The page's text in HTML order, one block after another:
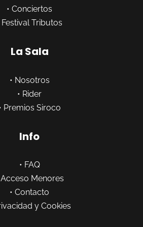
• Conciertos
Festival Tributos
La Sala
• Nosotros
• Rider
Premios Siroco
Info
• FAQ
Acceso Menores
• Contacto
y Cookies